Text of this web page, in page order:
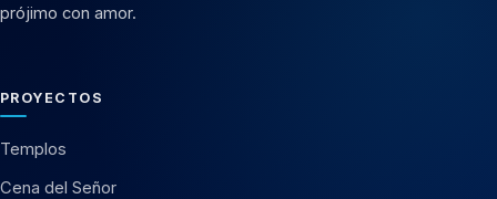
prójimo con amor.
PROYECTOS
Templos
Cena del Señor